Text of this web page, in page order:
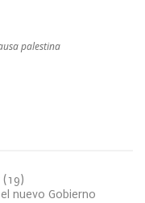
palestina
(19)
nuevo Gobierno